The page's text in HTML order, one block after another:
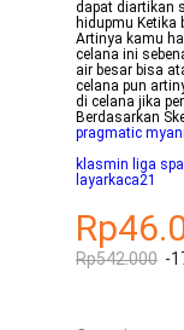
dapat diartikan
hidupmu
Artinya kamu
celana ini
air besar bisa
celana pun
di celana jika
Berdasarkan
pragmatic
klasmin liga
layarkaca21
Rp542.000 -